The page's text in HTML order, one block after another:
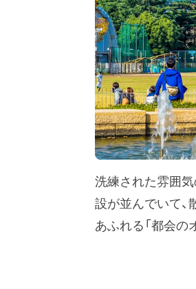
洗練された雰囲気
設が並んでいて、
あふれる「都会の